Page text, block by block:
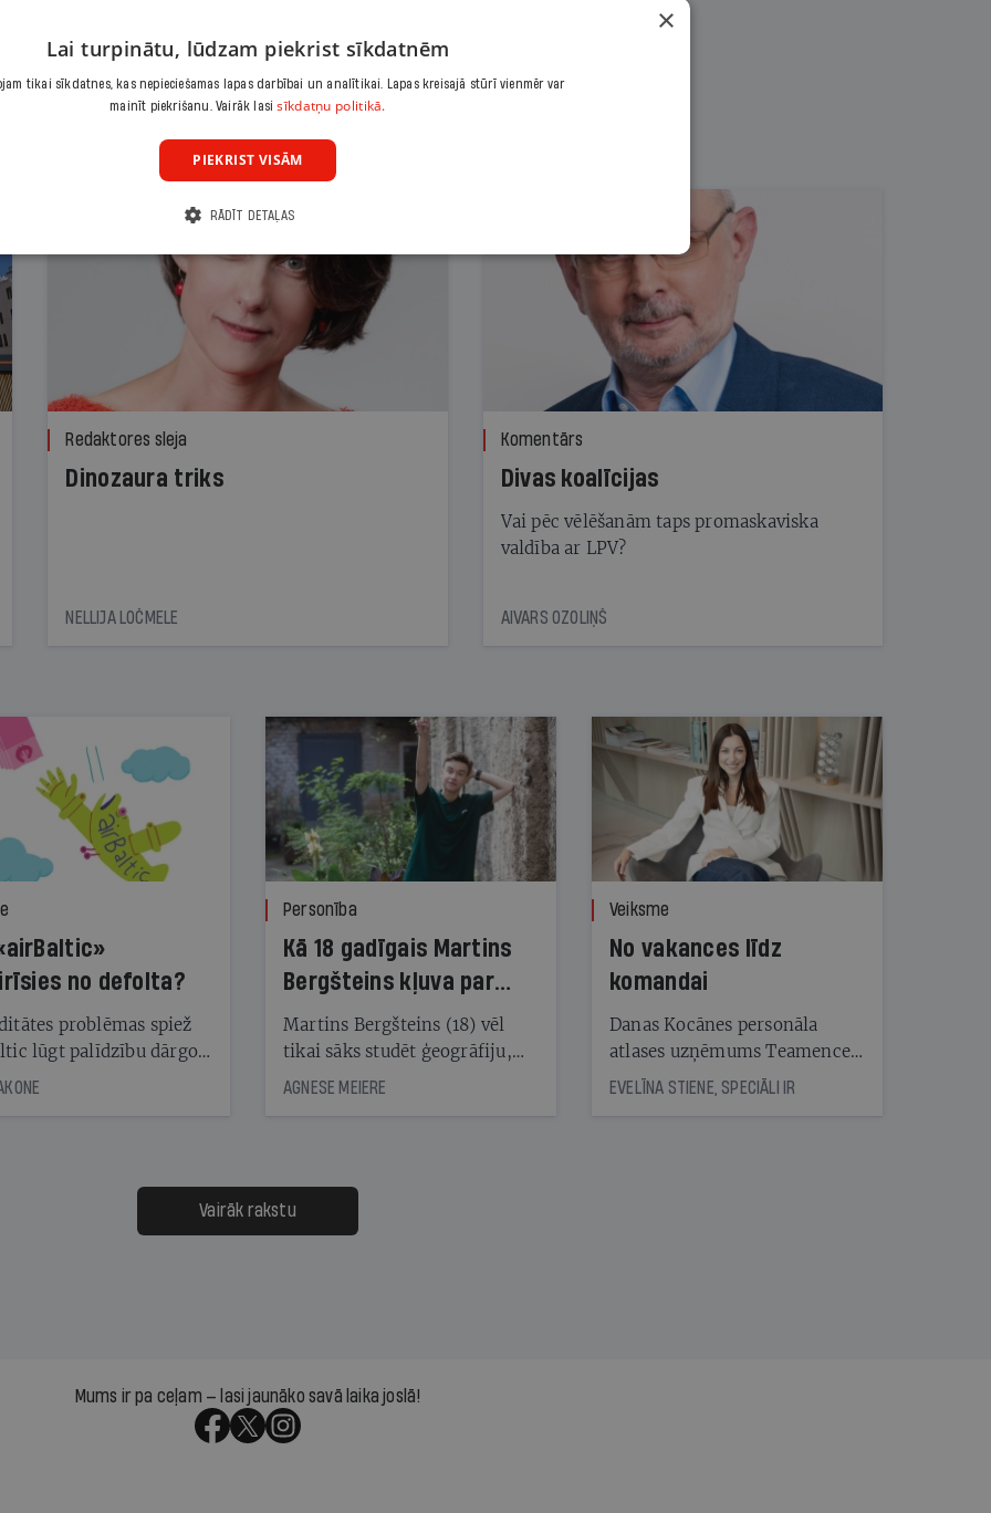
Redaktores sleja
Dinozaura triks
NELLIJA LOČMELE
Komentārs
Divas koalīcijas
Vai pēc vēlēšanām taps promaskaviska
valdība ar LPV?
AIVARS OZOLIŅŠ
no defolta?
problēmas spiež
lūgt palīdzību dārgo
turētājiem, taču
augstos procentus,
jau trīs dienas
nākamās sapulces
Personība
Kā 18 gadīgais Martins
Bergšteins kļuva par
laika ziņu seju?
Martins Bergšteins (18) vēl
tikai sāks studēt ģeogrāfiju,
bet viņa sacītajam jau uzticas
uzcītīga darba, mammas
atbalsts un drosme turpināt
meteovērojumus arī tad, kad
AGNESE MEIERE
Veiksme
No vakances līdz
komandai
Danas Kocānes personāla
atlases uzņēmums Teamence
savieno īstos uzņēmumus ar
EVELĪNA STIENE, SPECIĀLI IR
Vairāk rakstu
Mums ir pa ceļam — lasi jaunāko savā laika joslā!
×
Lai turpinātu, lūdzam piekrist sīkdatnēm
tikai sīkdatnes, kas nepieciešamas lapas darbībai un analītikai. Lapas kreisajā stūrī vienmēr var
mainīt piekrišanu. Vairāk lasisīkdatņu politikā.
PIEKRIST VISĀM
RĀDĪT DETAĻAS